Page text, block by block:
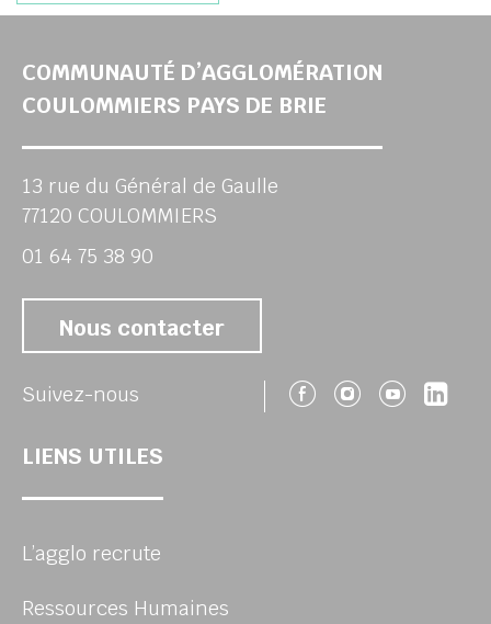
COMMUNAUTÉ D’AGGLOMÉRATION
COULOMMIERS PAYS DE BRIE
13 rue du Général de Gaulle
77120 COULOMMIERS
01 64 75 38 90
Nous contacter
Suivez-nous Suivez-nous
Suivez-
LIENS UTILES
L’agglo recrute
Ressources Humaines